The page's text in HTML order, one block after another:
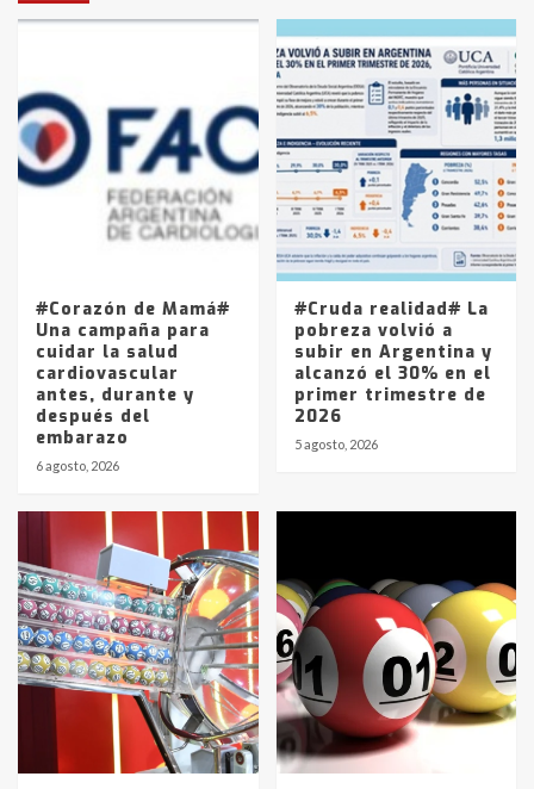
3
en la mañana del lunes
4
Accidente en Ruta 5: falleció un
joven de Trenque Lauquen
Los precios de los combustibles en
La Pampa, desde YPF hasta Axion
entre 857 a 1338 pesos
#Corazón de Mamá#
Una campaña para
cuidar la salud
cardiovascular
antes, durante y
después del
embarazo
6 agosto, 2026
#Cruda realidad# La
pobreza volvió a
subir en Argentina y
alcanzó el 30% en el
primer trimestre de
2026
5 agosto, 2026